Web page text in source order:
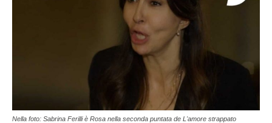
Nella foto: Sabrina Ferilli è Rosa nella seconda puntata de L'amore strappato